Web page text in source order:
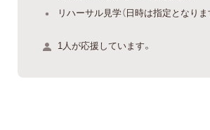
リハーサル見学（日時は指定となりま
1人が応援しています。